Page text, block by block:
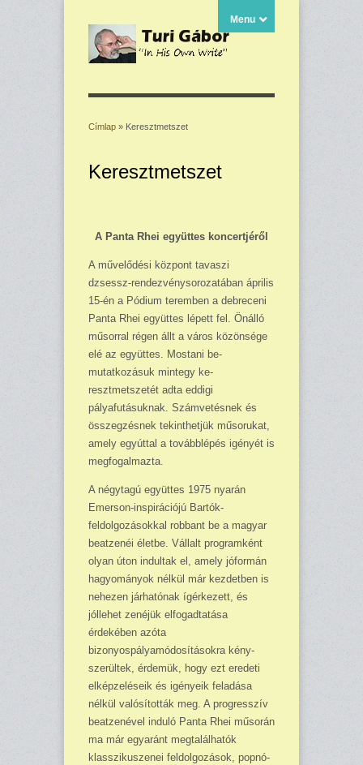
Menu
Címlap » Keresztmetszet
Keresztmetszet
A Panta Rhei együttes koncertjéről
A művelődési központ ta­vaszi
dzsessz-rendezvénysorozatában április
15-én a Pódium teremben a debre­ceni
Panta Rhei együttes lépett fel. Önálló
műsorral régen állt a város közönsége
elé az együttes. Mostani be­
mutatkozásuk mintegy ke­
resztmetszetét adta eddigi
pályafutásuknak. Számvetés­nek és
összegzésnek tekint­hetjük műsorukat,
amely egyúttal a továbblépés igé­nyét is
megfogalmazta.
A négytagú együttes 1975 nyarán
Emerson-inspirációjú Bartók-
feldolgozásokkal rob­bant be a magyar
beatzenéi életbe. Vállalt programként
olyan úton indultak el, amely jóformán
hagyo­mányok nél­kül már kezdetben is
nehe­zen járhatónak ígérkezett, és
jóllehet zenéjük elfogad­tatása
érdekében azóta
bizonyospályamódosításokra kény­
szerültek, érdemük, hogy ezt eredeti
elképzeléseik és igé­nyeik feladása
nélkül valósí­tották meg. A progresszív
beatzenével induló Panta Rhei műsorán
ma már egy­aránt megtalálhatók
klasszi­kuszenei feldolgozások, popnó­